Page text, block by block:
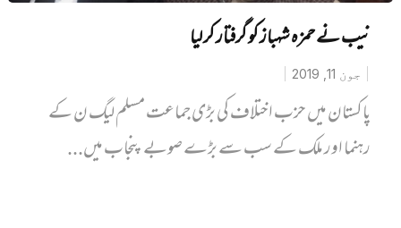
نیب نے حمزہ شہباز کو گرفتار کر لیا
جون 11, 2019
پاکستان میں حزب اختلاف کی بڑی جماعت مسلم لیگ ن کے
رہنما اور ملک کے سب سے بڑے صوبے پنجاب میں...